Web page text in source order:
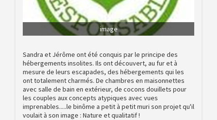
image
Sandra et Jérôme ont été conquis par le principe des
hébergements insolites. Ils ont découvert, au fur et à
mesure de leurs escapades, des hébergements qui les
ont totalement charmés. De chambres en maisonnettes
avec salle de bain en extérieur, de cocons douillets pour
les couples aux concepts atypiques avec vues
imprenables.....le binôme a petit à petit muri son projet qu'il
voulait à son image : Nature et qualitatif !